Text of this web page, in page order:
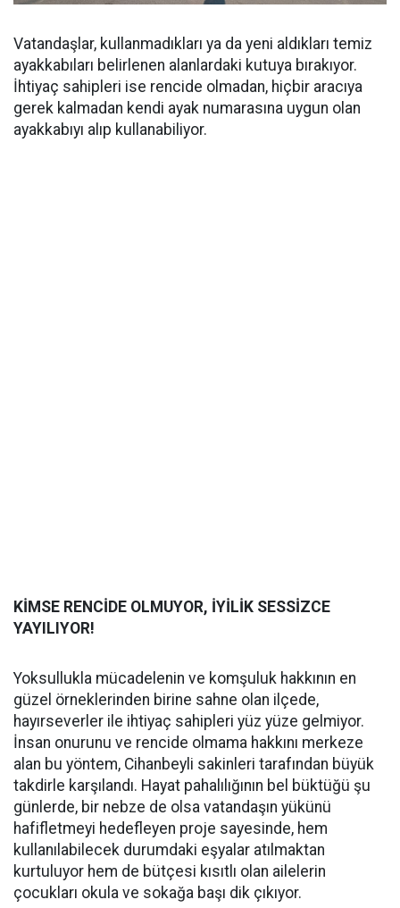
Vatandaşlar, kullanmadıkları ya da yeni aldıkları temiz
ayakkabıları belirlenen alanlardaki kutuya bırakıyor.
İhtiyaç sahipleri ise rencide olmadan, hiçbir aracıya
gerek kalmadan kendi ayak numarasına uygun olan
ayakkabıyı alıp kullanabiliyor.
KİMSE RENCİDE OLMUYOR, İYİLİK SESSİZCE
YAYILIYOR!
Yoksullukla mücadelenin ve komşuluk hakkının en
güzel örneklerinden birine sahne olan ilçede,
hayırseverler ile ihtiyaç sahipleri yüz yüze gelmiyor.
İnsan onurunu ve rencide olmama hakkını merkeze
alan bu yöntem, Cihanbeyli sakinleri tarafından büyük
takdirle karşılandı. Hayat pahalılığının bel büktüğü şu
günlerde, bir nebze de olsa vatandaşın yükünü
hafifletmeyi hedefleyen proje sayesinde, hem
kullanılabilecek durumdaki eşyalar atılmaktan
kurtuluyor hem de bütçesi kısıtlı olan ailelerin
çocukları okula ve sokağa başı dik çıkıyor.